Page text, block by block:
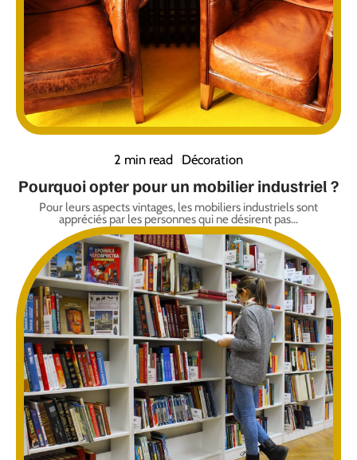
2 min read Décoration
Pourquoi opter pour un mobilier industriel ?
Pour leurs aspects vintages, les mobiliers industriels sont
appréciés par les personnes qui ne désirent pas…